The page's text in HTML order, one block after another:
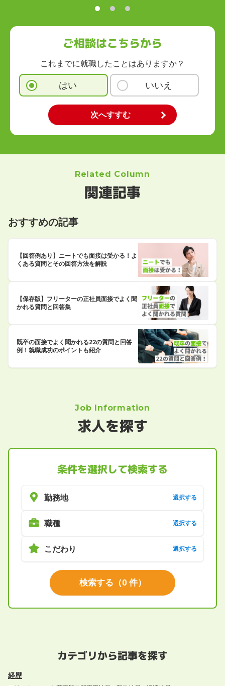
ご相談はこちらから
これまでに就職したことはありますか？
はい いいえ
Related Column
関連記事
おすすめの記事
【回答例あり】ニートでも面接は受かる！よ
くある質問とその回答方法を解説
【保存版】フリーターの正社員面接でよく聞
かれる質問と回答集
既卒の面接でよく聞かれる22の質問と回答
例！就職成功のポイントも紹介
Job Information
求人を探す
条件を選択して検索する
勤務地 選択する
職種 選択する
こだわり 選択する
検索する （0 件）
カテゴリから記事を探す
経歴